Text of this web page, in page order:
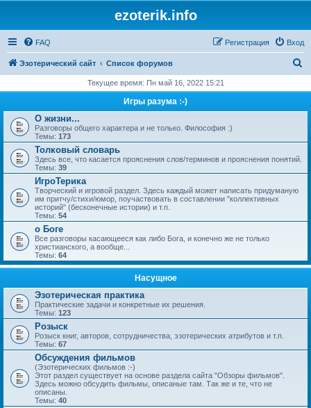
ezoterik.info
FAQ Вход
Регистрация
Эзотерический сайт Список форумов
с
Текущее время: Пн май 16, 2022 15:21
Игры разума :-)
О жизни...
Разговоры общего характера и не только. Философия :)
Темы: 173
Толковый словарь
Здесь все, что касается прояснения слов/терминов и прояснения понятий.
Темы: 39
ИгроТерика
Творческий и игровой раздел. Здесь каждый может написать придуманую
им притчу/стихи/юмор, поучаствовать в составлении "коллективных
историй" (бесконечные истории) и т.п.
Темы: 54
о Боге
Все разговоры касающееся как либо Бога, и конечно же не только
христианского, а вообще...
Темы: 64
Насущное
Эзотерическая практика
Практические задачи и конкретные их решения.
Темы: 123
Розыск
Розыск книг, авторов, сотрудничества, эзотерических атрибутов и т.п.
Темы: 67
Обсуждения фильмов
(Эзотерических фильмов :-)
Этот раздел существует на основе раздела сайта "Обзоры фильмов".
Здесь можно обсудить фильмы, описаные там. Так же и те, что не
описаны.
Темы: 40